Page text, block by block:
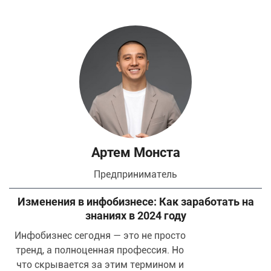
Артем Монста
предприниматель
Изменения в инфобизнесе: Как заработать на
знаниях в 2024 году
Инфобизнес сегодня — это не просто
тренд, а полноценная профессия. Но
что скрывается за этим термином и